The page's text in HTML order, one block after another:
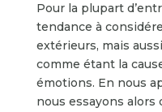
Pour la plupart
tendance à
extérieurs, mais
comme étant la
émotions. En nous
nous essayons alors